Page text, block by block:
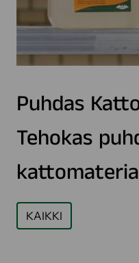
Puhdas
Tehokas
KAIKKI